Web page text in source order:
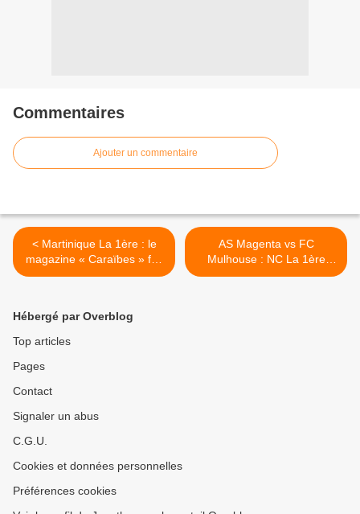
Commentaires
Ajouter un commentaire
< Martinique La 1ère : le
magazine « Caraïbes » fait
un focus sur l’ouragan
AS Magenta vs FC
Mulhouse : NC La 1ère
diffuse en direct le 7e tour
Hébergé par Overblog
Top articles
Pages
Contact
Signaler un abus
C.G.U.
Cookies et données personnelles
Préférences cookies